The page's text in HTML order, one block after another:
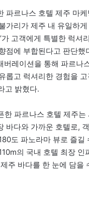
파르나스 호텔 제주 마
가리가 제주 내 유일하
가 고객에게 특별한 럭셔
점에 부합된다고 판단했
버레이션을 통해 파르나
롭고 럭셔리한 경험을
고 밝혔다.
한 파르나스 호텔 제주는
바다와 가까운 호텔로,
도 파노라마 뷰로 즐길
의 국내 호텔 최장 인
주 바다를 한 눈에 담을